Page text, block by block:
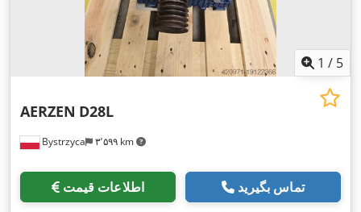
1 / 5
Bystrzyca ۳٬۵۹۹ km
AERZEN D28L
اطلاعات قیمت تماس بگیرید